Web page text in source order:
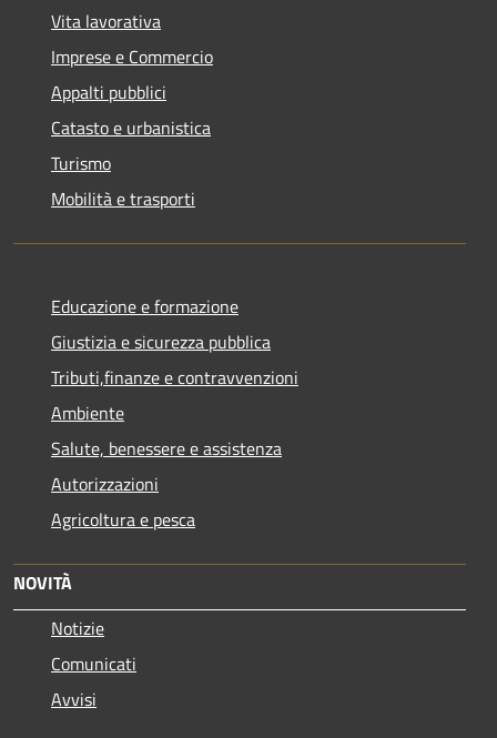
Vita lavorativa
Imprese e Commercio
Appalti pubblici
Catasto e urbanistica
Turismo
Mobilità e trasporti
Educazione e formazione
Giustizia e sicurezza pubblica
Tributi,finanze e contravvenzioni
Ambiente
Salute, benessere e assistenza
Autorizzazioni
Agricoltura e pesca
NOVITÀ
Notizie
Comunicati
Avvisi